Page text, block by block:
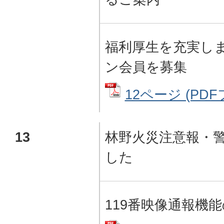
福利厚生を充実し
ン会員を募集
12ページ (PDF
13
林野火災注意報・
した
119番映像通報機